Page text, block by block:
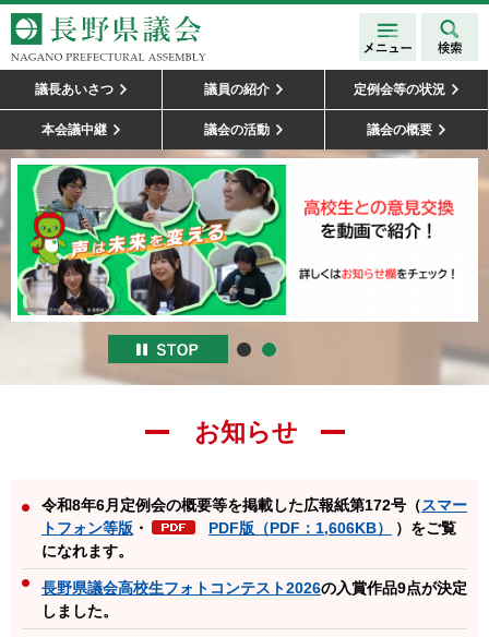
長野県議会
NAGANO
PREFECTURAL
ASSEMBLY
メニュ
ー
検索
議長あいさつ 議員の紹介 定例会等の状況
本会議中継 議会の活動 議会の概要
お知らせ
令和8年6月定例会の概要等を掲載した広報紙第172号（スマー
トフォン等版 ・ PDF版（PDF：1,606KB）
）をご覧
になれます。
長野県議会高校生フォトコンテスト2026の入賞作品9点が決定
しました。